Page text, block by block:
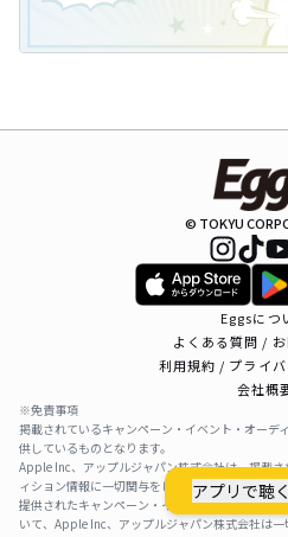
アプリで聴く
© TOKYU
Eggsにつ
よくある質問 /
利用規約 / プライ
会社概
※免責事項
掲載されているキャンペーン・イベント・オーデ
供しているものとなります。
Apple Inc、アップルジャパン株式会社は、掲載
ィション情報に一切関与をしておりません。
提供されたキャンペーン・イベント・オーディシ
いて、Apple Inc、アップルジャパン株式会社は一